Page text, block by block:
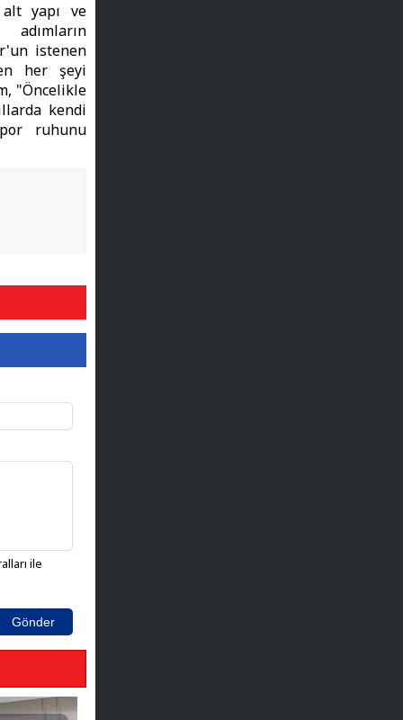
yapı ve
istenen
her şeyi
"Öncelikle
kendi
ruhunu
ile
Gönder